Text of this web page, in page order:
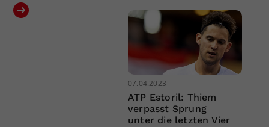
07.04.2023
ATP Estoril: Thiem
verpasst Sprung
unter die letzten Vier